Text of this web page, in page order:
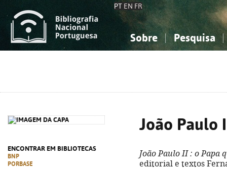
PT EN FR
Sobre Pesquisa
ENCONTRAR EM BIBLIOTECAS
BNP
PORBASE
João Paulo
João Paulo II: o Papa
editorial e textos